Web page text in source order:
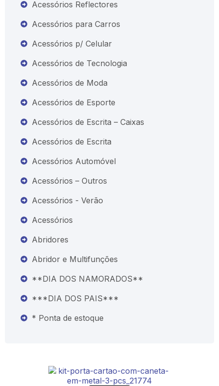
Acessórios Reflectores
Acessórios para Carros
Acessórios p/ Celular
Acessórios de Tecnologia
Acessórios de Moda
Acessórios de Esporte
Acessórios de Escrita – Caixas
Acessórios de Escrita
Acessórios Automóvel
Acessórios – Outros
Acessórios - Verão
Acessórios
Abridores
Abridor e Multifunções
**DIA DOS NAMORADOS**
***DIA DOS PAIS***
* Ponta de estoque